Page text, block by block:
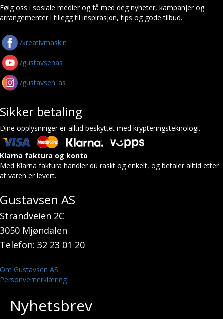
Følg oss i sosiale medier og få med deg nyheter, kampanjer og
arrangementer i tillegg til inspirasjon, tips og gode tilbud.
/kreativmaskin
/gustavsenas
/gustavsen_as
Sikker betaling
Dine opplysninger er alltid beskyttet med krypteringsteknologi.
Klarna faktura og konto
Med Klarna faktura handler du raskt og enkelt, og betaler alltid etter
at varen er levert.
Gustavsen AS
Strandveien 2C
3050 Mjøndalen
Telefon: 32 23 01 20
Om Gustavsen AS
Personvernerklæring
Nyhetsbrev